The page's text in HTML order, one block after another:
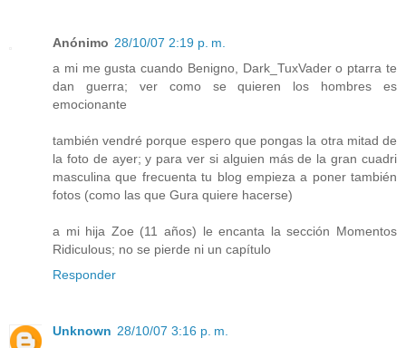
Anónimo 28/10/07 2:19 p. m.
a mi me gusta cuando Benigno, Dark_TuxVader o ptarra te
dan guerra; ver como se quieren los hombres es
emocionante
también vendré porque espero que pongas la otra mitad de
la foto de ayer; y para ver si alguien más de la gran cuadri
masculina que frecuenta tu blog empieza a poner también
fotos (como las que Gura quiere hacerse)
a mi hija Zoe (11 años) le encanta la sección Momentos
Ridiculous; no se pierde ni un capítulo
Responder
Unknown 28/10/07 3:16 p. m.